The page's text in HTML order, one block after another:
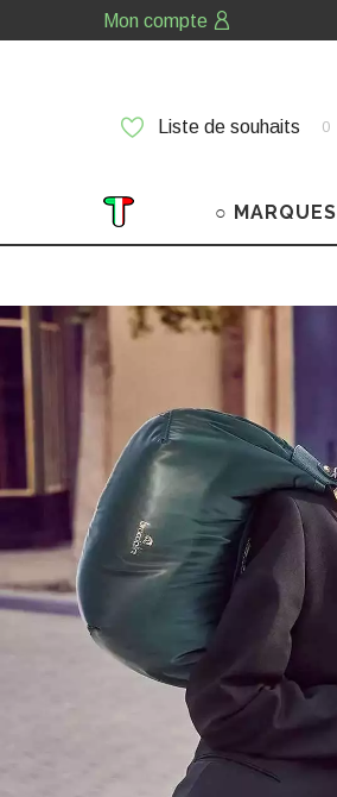
Mon compte
Liste de souhaits 0
○ MARQUES